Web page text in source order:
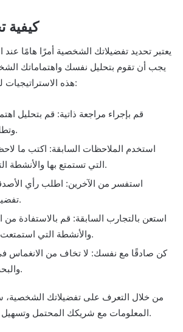
كيفية
يعتبر تحديد تفضيلاتك الشخصية أمرًا هامًا
يجب أن تقوم بتحليل نفسك واهتماماتك
هذه الاستراتيجيات للتعرف على تفضيلاتك:
قم بإجراء مراجعة ذاتية: قم بتحليل
وتطلعاتك في الحياة.
استخدم الملاحظات السابقة: اكتب ما
التي تستمتع بها والأنشطة التي تثير اهتمامك.
استفسر من الآخرين: اطلب رأي
تفضيلاتك واهتماماتك.
استعن بالتجارب السابقة: قم بالاستفادة من
والأنشطة التي استمتعت بها في الماضي.
كن صادقًا مع نفسك: لا تخاف من الانغماس
والبحث عن تفضيلاتك.
من خلال التعرف على تفضيلاتك الشخصية،
المعلومات مع شريكك المحتمل وتسهيل عملية التواصل بينكما.